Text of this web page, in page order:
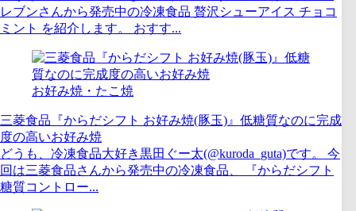
レブンさんから発売中の冷凍食品 贅沢シューアイス チョコ
ミント を紹介します。 おすす...
お好み焼・たこ焼
三菱食品『からだシフト お好み焼(豚玉)』低糖質なのに完成
度の高いお好み焼
どうも、冷凍食品大好き黒田ぐー太(@kuroda_guta)です。 今
回は三菱食品さんから発売中の冷凍食品、 『からだシフト
糖質コントロー...